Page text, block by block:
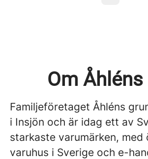
Om Åhléns
Familjeföretaget Åhléns
i Insjön och är idag ett av
starkaste varumärken, med
varuhus i Sverige och e-